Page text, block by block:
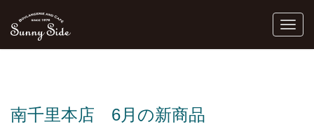
南千里本店 6月の新商品